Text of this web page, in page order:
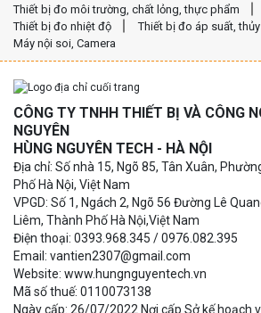
Thiết bị đo môi trường, chất lỏng, thực phẩm
Thiết bị đo nhiệt độ
Thiết bị đo áp suất,
Máy nội soi, Camera
CÔNG TY TNHH THIẾT BỊ VÀ CÔNG
NGUYÊN
HÙNG NGUYÊN TECH - HÀ NỘI
Địa chỉ: Số nhà 15, Ngõ 85, Tân Xuân,
Phố Hà Nội, Việt Nam
VPGD: Số 1, Ngách 2, Ngõ 56 Đường Lê
Liêm, Thành Phố Hà Nội,Việt Nam
Điện thoại: 0393.968.345 / 0976.082.395
Email: vantien2307@gmail.com
Website: www.hungnguyentech.vn
Mã số thuế: 0110073138
Ngày cấp: 26/07/2022 Nơi cấp Sở kế hoạch